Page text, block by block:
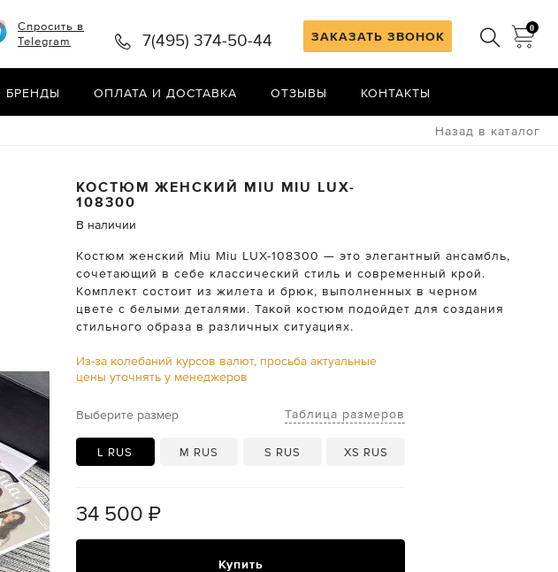
ЗАКАЗАТЬ ЗВОНОК
0
Спросить в
Telegram
7(495) 374-50-44
БРЕНДЫ ОПЛАТА И ДОСТАВКА ОТЗЫВЫ КОНТАКТЫ
Назад в каталог
КОСТЮМ ЖЕНСКИЙ MIU MIU LUX-
108300
В наличии
Костюм женский Miu Miu LUX-108300 — это элегантный ансамбль,
сочетающий в себе классический стиль и современный крой.
Комплект состоит из жилета и брюк, выполненных в черном
цвете с белыми деталями. Такой костюм подойдет для создания
стильного образа в различных ситуациях.
Из-за колебаний курсов валют, просьба актуальные
цены уточнять у менеджеров
Выберите размер Таблица размеров
L RUS M RUS S RUS XS RUS
34 500 ₽
Купить